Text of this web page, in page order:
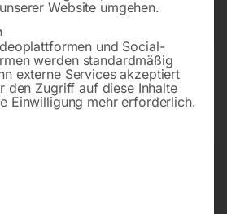
Versandkosten gelten für Österreich.
abweichen.
In den Warenkorb
Website umgehen.
und Social-
werden standardmäßig
externe Services akzeptiert
den Zugriff auf diese Inhalte
Einwilligung mehr erforderlich.